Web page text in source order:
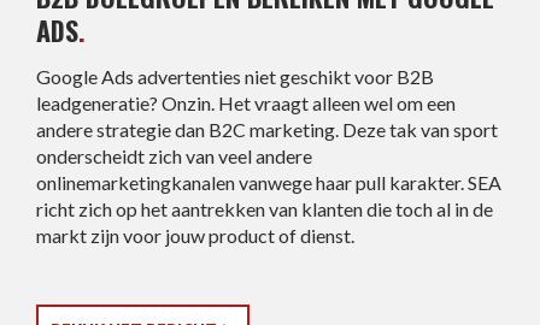
ADS.
Google Ads advertenties niet geschikt voor B2B
leadgeneratie? Onzin. Het vraagt alleen wel om een
andere strategie dan B2C marketing. Deze tak van sport
onderscheidt zich van veel andere
onlinemarketingkanalen vanwege haar pull karakter. SEA
richt zich op het aantrekken van klanten die toch al in de
markt zijn voor jouw product of dienst.